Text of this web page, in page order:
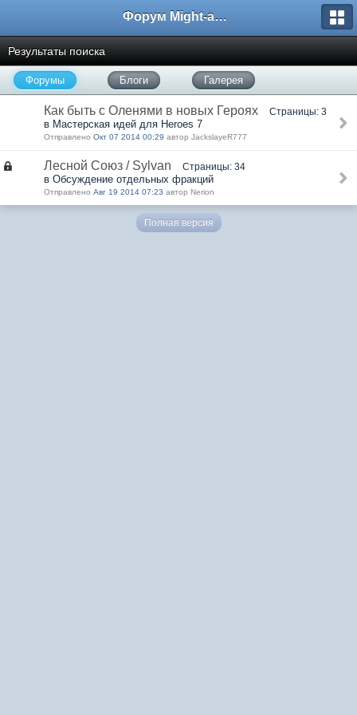
Форум Might-and-Magic.ru
Результаты поиска
Форумы Блоги Галерея
Как быть с Оленями в новых Героях Страницы: 3
в Мастерская идей для Heroes 7
Отправлено Окт 07 2014 00:29 автор JackslayeR777
Лесной Союз / Sylvan Страницы: 34
в Обсуждение отдельных фракций
Отправлено Авг 19 2014 07:23 автор Nerion
Полная версия